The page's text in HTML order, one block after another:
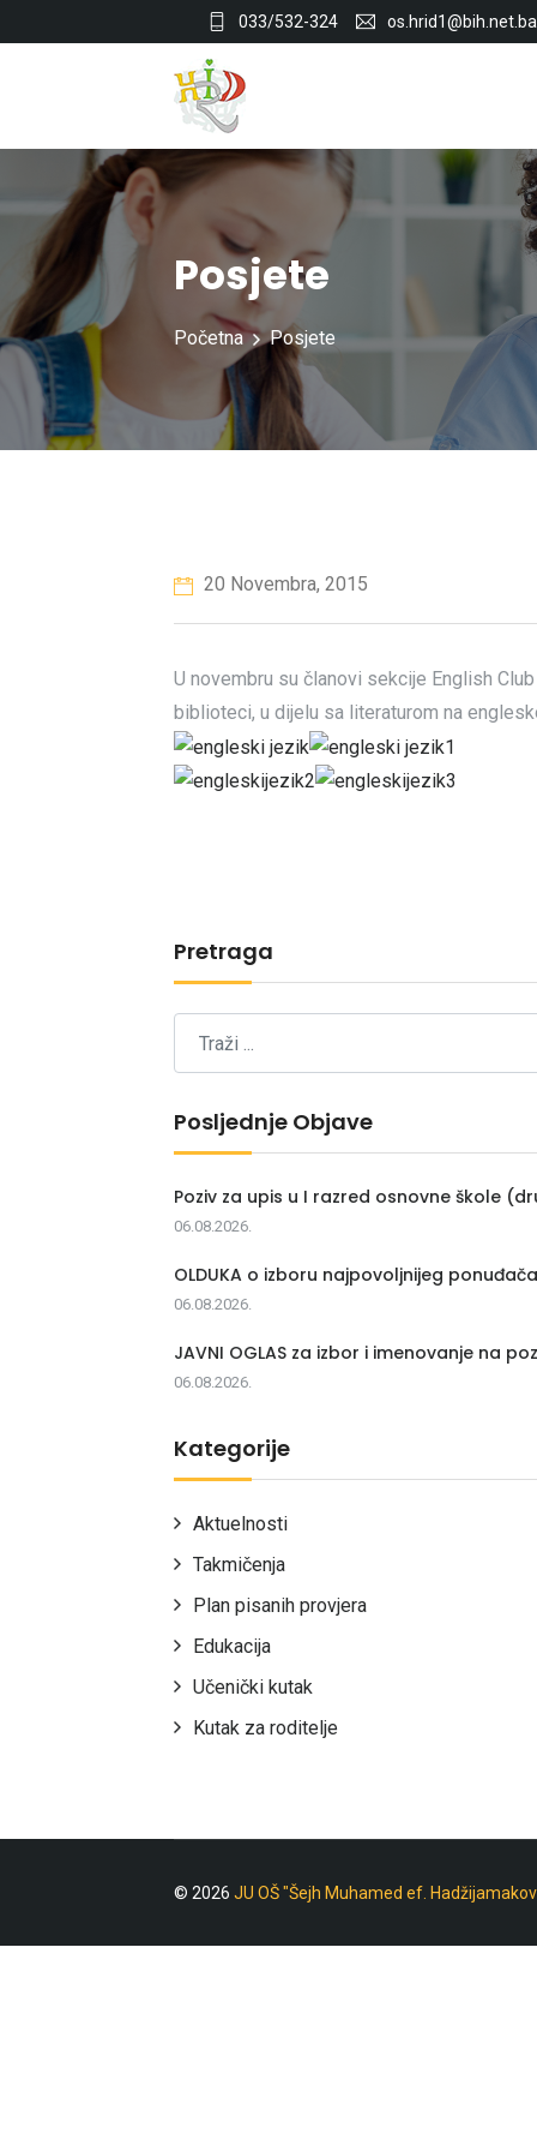
033/532-324 os.hrid1@bih.net.ba
Posjete
Početna Posjete
20 Novembra, 2015
U novembru su članovi sekcije English
biblioteci, u dijelu sa literaturom na
Pretraga
Posljednje Objave
Poziv za upis u I razred osnovne škole
06.08.2026.
OLDUKA o izboru najpovoljnijeg
06.08.2026.
JAVNI OGLAS za izbor i imenovanje na
06.08.2026.
Kategorije
Aktuelnosti
Takmičenja
Plan pisanih provjera
Edukacija
Učenički kutak
Kutak za roditelje
© 2026 JU OŠ "Šejh Muhamed ef.